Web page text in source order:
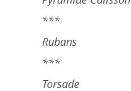
***
Rubans
***
Torsade